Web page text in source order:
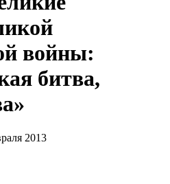
войны:
битва,
2013